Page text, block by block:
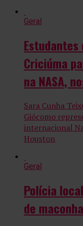
Geral
Criciúma
na NASA,
Sara Cunha
Giócomo
internacional
Houston
Geral
Polícia
de